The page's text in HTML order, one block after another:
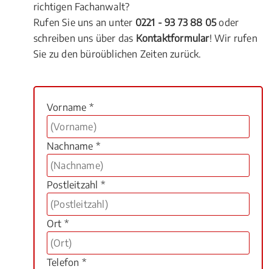
richtigen Fachanwalt?
Rufen Sie uns an unter 0221 - 93 73 88 05oder
schreiben uns über das Kontaktformular! Wir rufen
Sie zu den büroüblichen Zeiten zurück.
Vorname *
Nachname *
Postleitzahl *
Ort *
Telefon *